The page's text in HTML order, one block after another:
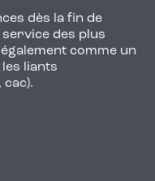
dès la fin de
des plus
comme un
liants
cac).